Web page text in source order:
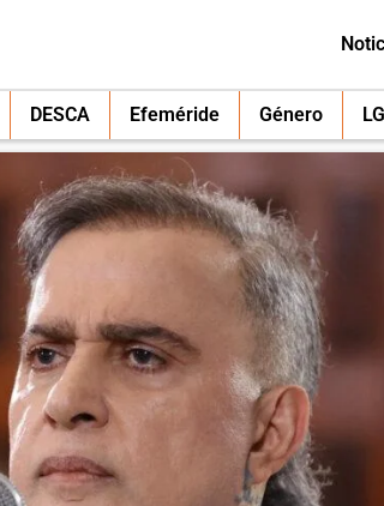
DESCA Efeméride Género